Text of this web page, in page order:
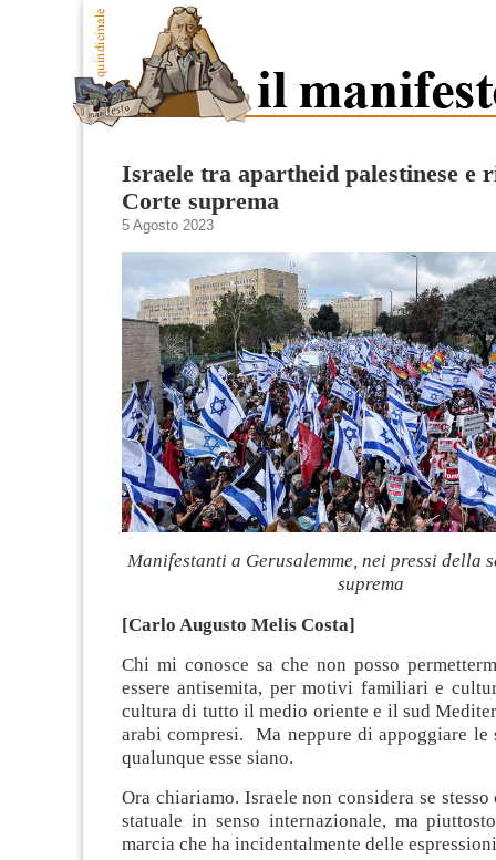
Israele tra apartheid palestinese e
Corte suprema
5 Agosto 2023
Manifestanti a Gerusalemme, nei pressi della
suprema
[Carlo Augusto Melis Costa]
Chi mi conosce sa che non posso
essere antisemita, per motivi familiari e
cultura di tutto il medio oriente e il sud
arabi compresi. Ma neppure di appoggiare le
qualunque esse siano.
Ora chiariamo. Israele non considera se
statuale in senso internazionale, ma
marcia che ha incidentalmente delle